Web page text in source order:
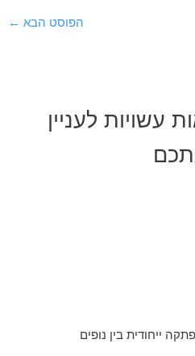
הפוסט הבא ←
עשויות לעניין
ייחודית בין נופים